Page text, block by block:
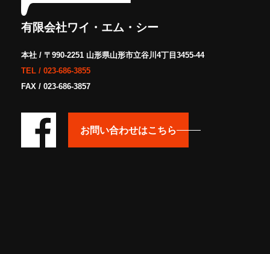
有限会社ワイ・エム・シー
本社 / 〒990-2251 山形県山形市立谷川4丁目3455-44
TEL / 023-686-3855
FAX / 023-686-3857
お問い合わせはこちら